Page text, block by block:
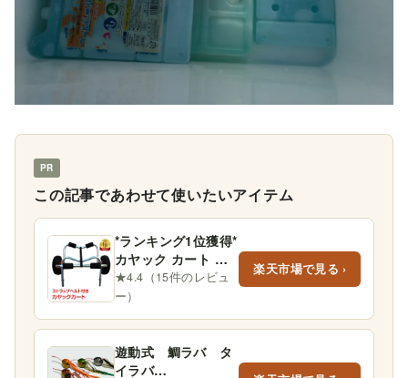
PR
この記事であわせて使いたいアイテム
*ランキング1位獲得*
カヤック カート ド
ーリー キャリー ア
ウトドア カヌー
★4.4（15件のレビュ
ー）
楽天市場で見る ›
遊動式 鯛ラバ タ
イラバ